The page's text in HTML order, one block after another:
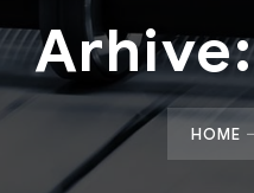
HOME